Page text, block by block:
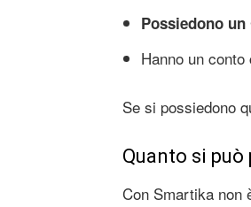
Possiedono
Hanno un
Se si possiedono
Quanto si può
Con Smartika non